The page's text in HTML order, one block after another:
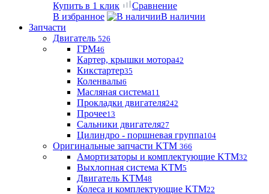
Купить в 1 клик
Сравнение
В избранное
В наличии
Запчасти
Двигатель 526
ГРМ46
Картер, крышки мотора42
Кикстартер35
Коленвалы6
Масляная система11
Прокладки двигателя242
Прочее13
Сальники двигателя27
Цилиндро - поршневая группа104
Оригинальные запчасти KTM 366
Амортизаторы и комплектующие KTM32
Выхлопная система KTM5
Двигатель KTM48
Колеса и комплектующие KTM22